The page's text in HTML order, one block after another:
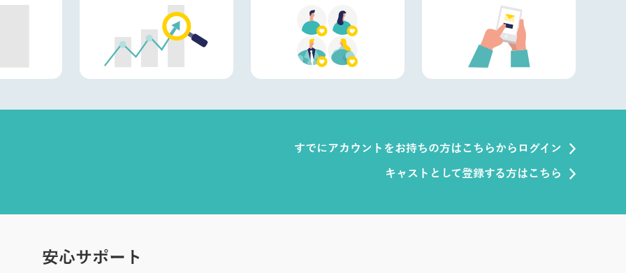
すでにアカウントをお持ちの方はこちらからログイン
キャストとして登録する方はこちら
安心サポート